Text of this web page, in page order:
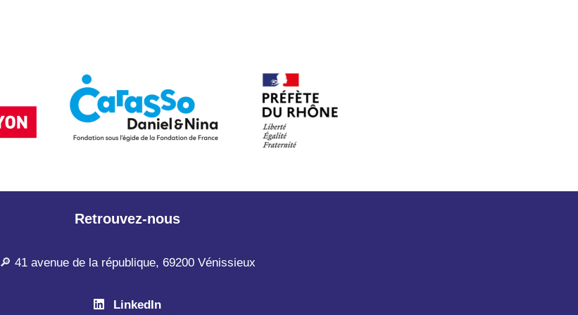
Retrouvez-nous
🔎 41 avenue de la république, 69200 Vénissieux
LinkedIn